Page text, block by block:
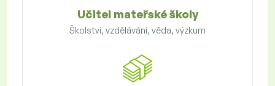
Učitel mateřské školy
Školství, vzdělávání, věda, výzkum